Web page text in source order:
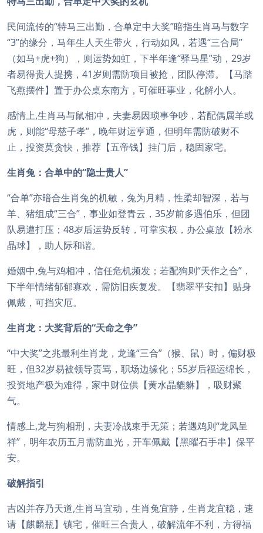
民间流传的“特马三出勤，合单定中大奖”暗指生肖马与数字
“3”的缘分，马年生人天生带火，行动如风，若遇“三合局”
（如马+虎+狗），则运势如虹，下半年逢“驿马星”动，29岁
者易得贵人提携，41岁则需防项目被抢，团队停滞。【马踏
飞燕摆件】置于办公桌东南方，可催旺事业，化解小人。
感情上,生肖马与鼠相冲，夫妻易因琐事争吵，若配偶属羊或
虎，则能“母慈子孝”，晚年财运亨通，但明年需防破财不
止，投资莫贪快，推荐【五帝钱】挂门后，稳固家宅。
生肖兔：合单中的“隐士贵人”
“合单”亦暗合生肖兔的机敏，兔为月精，性柔却智深，若与
羊、猪组成“三合”，事业如登青云，35岁前多遇伯乐，但团
队易遭打压；48岁后运势反转，可掌实权，办公桌放【粉水
晶球】，助人际和谐。
婚姻中,兔与鸡相冲，信任危机频发；若配狗则“天作之合”，
下半年情绪郁郁寡欢，需防旧疾复发。【翡翠平安扣】贴身
佩戴，可挡灾厄。
生肖龙：大奖背后的“天命之争”
“中大奖”之兆最利生肖龙，龙逢“三合”（猴、鼠）时，偏财极
旺，但32岁易被领导责骂，职场边缘化；55岁后福运绵长，
投资地产极为难得，家中财位供【黄水晶貔貅】，吸财聚
气。
情感上,龙与狗相刑，夫妻冷战束手无策；若遇鸡则“龙凤呈
祥”，明年农历五月需防血光，开车佩戴【黑曜石手串】保平
安。
破解指引
吉凶并存乃天道,生肖马宜动，生肖兔宜静，生肖龙宜稳，速
请【麒麟瓶】镇宅，催旺三合贵人，破解流年不利，方得福